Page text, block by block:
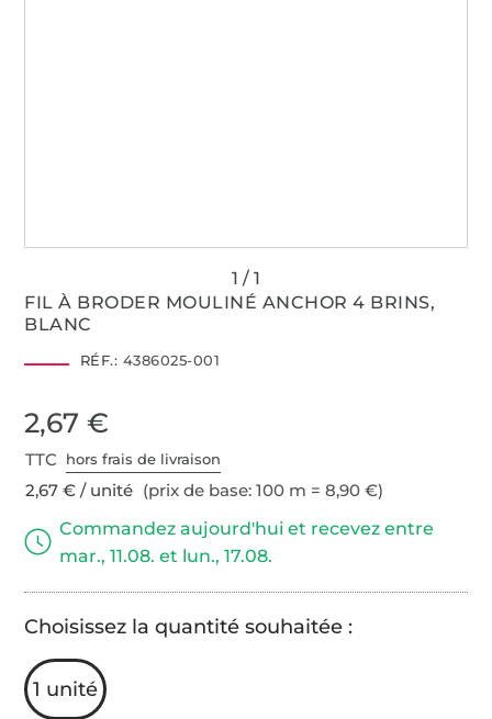
FIL À BRODER MOULINÉ ANCHOR 4 BRINS,
BLANC
RÉF.: 4386025-001
2,67 €
TTC hors frais de livraison
2,67 € / unité (prix de base: 100 m = 8,90 €)
Commandez aujourd'hui et recevez entre
mar., 11.08. et lun., 17.08.
Choisissez la quantité souhaitée :
1 unité